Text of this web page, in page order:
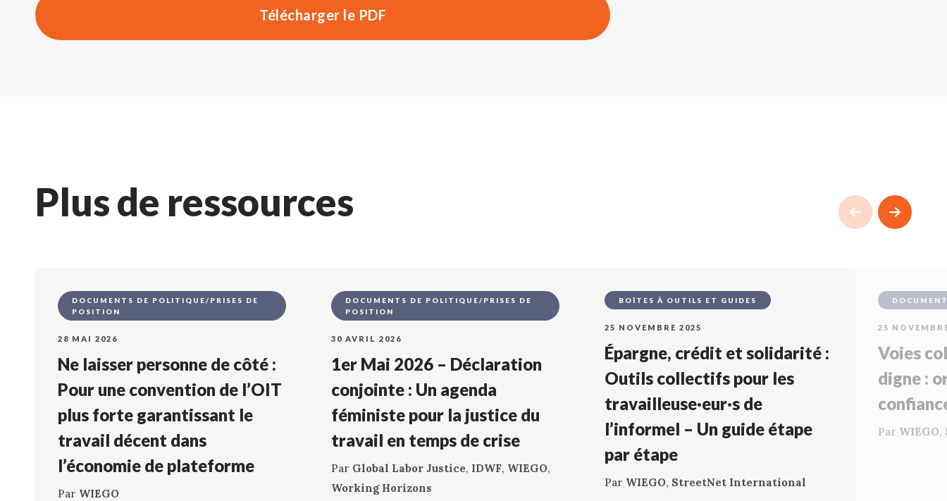
Télécharger le PDF
Plus de ressources
DOCUMENTS DE POLITIQUE/PRISES DE
POSITION
28 MAI 2026
Ne laisser personne de côté :
Pour une convention de l’OIT
plus forte garantissant le
travail décent dans
l’économie de plateforme
Par WIEGO
DOCUMENTS DE POLITIQUE/PRISES DE
POSITION
30 AVRIL 2026
1er Mai 2026 – Déclaration
conjointe : Un agenda
féministe pour la justice du
travail en temps de crise
Par Global Labor Justice, IDWF, WIEGO,
Working Horizons
BOÎTES À OUTILS ET GUIDES
25 NOVEMBRE 2025
Épargne, crédit et solidarité :
Outils collectifs pour les
travailleuse·eur·s de
l’informel – Un guide étape
par étape
Par WIEGO, StreetNet International
25
Voies
digne :
Par WIEGO,